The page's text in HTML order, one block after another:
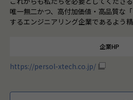
唯一無二かつ、高付加価値・高品質な
するエンジニアリング企業であるよう精
企業HP
https://persol-xtech.co.jp/